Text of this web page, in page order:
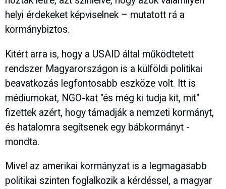
helyi érdekeket képviselnek – mutatott rá a
kormánybiztos.
Kitért arra is, hogy a USAID által működtetett
rendszer Magyarországon is a külföldi politikai
beavatkozás legfontosabb eszköze volt. Itt is
médiumokat, NGO-kat "és még ki tudja kit, mit"
fizettek azért, hogy támadják a nemzeti kormányt,
és hatalomra segítsenek egy bábkormányt -
mondta.
Mivel az amerikai kormányzat is a legmagasabb
politikai szinten foglalkozik a kérdéssel, a magyar